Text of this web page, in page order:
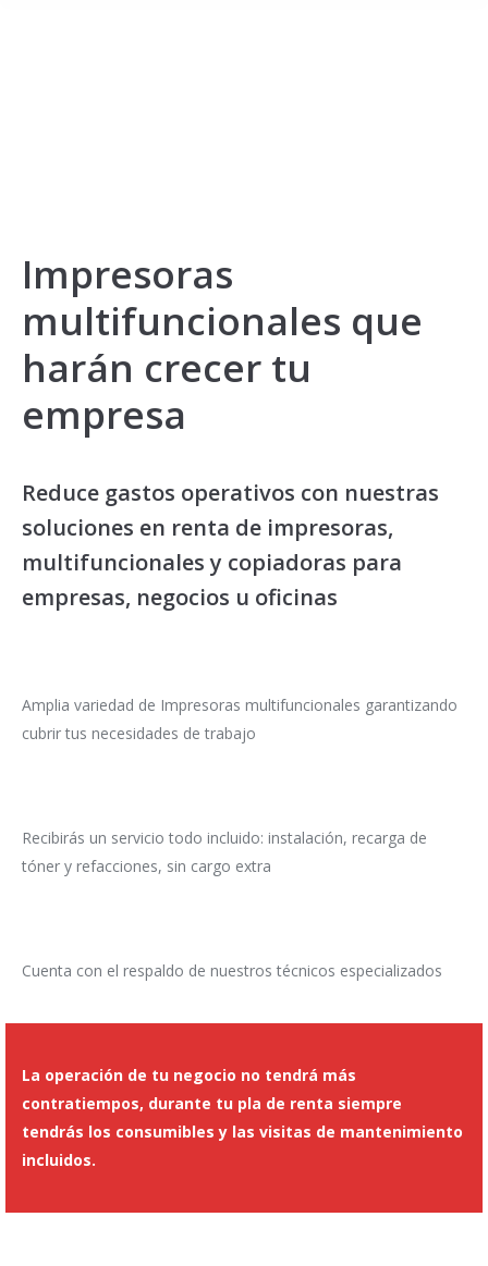
Impresoras
multifuncionales que
harán crecer tu
empresa
Reduce gastos operativos con nuestras
soluciones en renta de impresoras,
multifuncionales y copiadoras para
empresas, negocios u oficinas
Amplia variedad de Impresoras multifuncionales garantizando
cubrir tus necesidades de trabajo
Recibirás un servicio todo incluido: instalación, recarga de
tóner y refacciones, sin cargo extra
Cuenta con el respaldo de nuestros técnicos especializados
La operación de tu negocio no tendrá más
contratiempos, durante tu pla de renta siempre
tendrás los consumibles y las visitas de mantenimiento
incluidos.